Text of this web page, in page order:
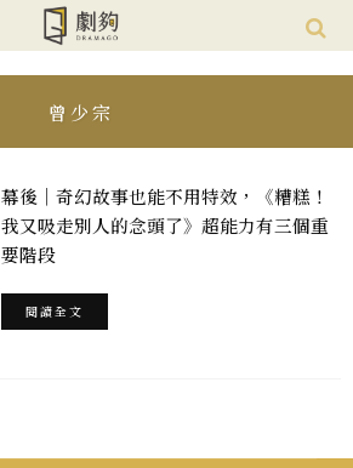
曾少宗
幕後｜奇幻故事也能不用特效，《糟糕！
我又吸走別人的念頭了》超能力有三個重
要階段
閱讀全文